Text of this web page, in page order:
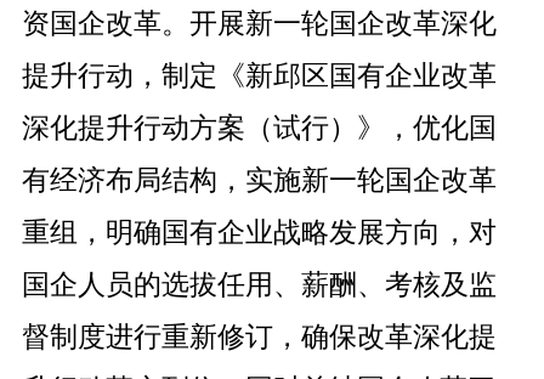
资国企改革。开展新一轮国企改革深化
提升行动，制定《新邱区国有企业改革
深化提升行动方案（试行）》， 优化国
有经济布局结构，实施新一轮国企改革
重组，明确国有企业战略发展方向，对
国企人员的选拔任用、薪酬、考核及监
督制度进行重新修订，确保改革深化提